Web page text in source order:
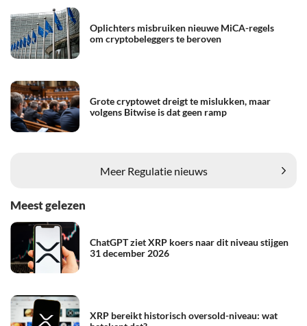
Oplichters misbruiken nieuwe MiCA-regels
om cryptobeleggers te beroven
Grote cryptowet dreigt te mislukken, maar
volgens Bitwise is dat geen ramp
Meer Regulatie nieuws
Meest gelezen
ChatGPT ziet XRP koers naar dit niveau stijgen
31 december 2026
XRP bereikt historisch oversold-niveau: wat